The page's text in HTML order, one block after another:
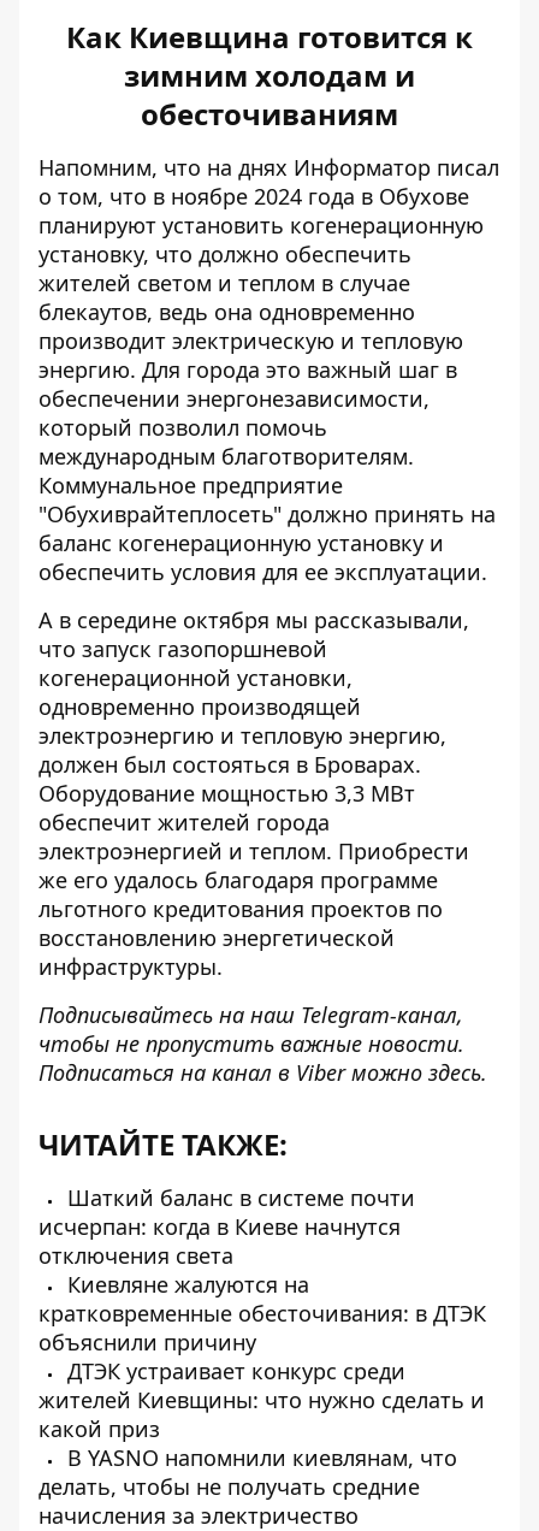
Как Киевщина готовится к
зимним холодам и
обесточиваниям
Напомним, что на днях Информатор писал
о том, что в ноябре 2024 года в Обухове
планируют установить когенерационную
установку, что должно обеспечить
жителей светом и теплом в случае
блекаутов, ведь она одновременно
производит электрическую и тепловую
энергию. Для города это важный шаг в
обеспечении энергонезависимости,
который позволил помочь
международным благотворителям.
Коммунальное предприятие
"Обухиврайтеплосеть" должно принять на
баланс когенерационную установку и
обеспечить условия для ее эксплуатации.
А в середине октября мы рассказывали,
что запуск газопоршневой
когенерационной установки,
одновременно производящей
электроэнергию и тепловую энергию,
должен был состояться в Броварах.
Оборудование мощностью 3,3 МВт
обеспечит жителей города
электроэнергией и теплом. Приобрести
же его удалось благодаря программе
льготного кредитования проектов по
восстановлению энергетической
инфраструктуры.
Подписывайтесь на наш Telegram-канал,
чтобы не пропустить важные новости.
Подписаться на канал в Viber можно здесь.
ЧИТАЙТЕ ТАКЖЕ:
Шаткий баланс в системе почти
исчерпан: когда в Киеве начнутся
отключения света
Киевляне жалуются на
кратковременные обесточивания: в ДТЭК
объяснили причину
ДТЭК устраивает конкурс среди
жителей Киевщины: что нужно сделать и
какой приз
В YASNO напомнили киевлянам, что
делать, чтобы не получать средние
начисления за электричество